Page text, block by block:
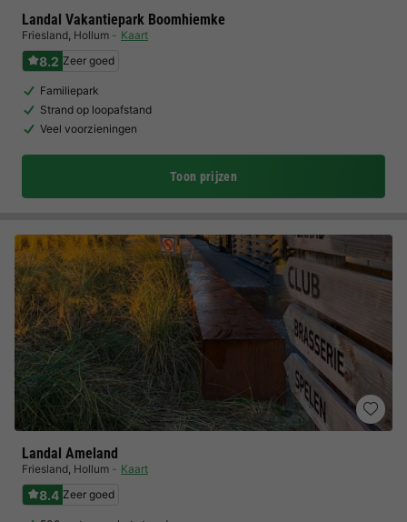
Landal Vakantiepark Boomhiemke
Friesland, Hollum Kaart
8.2 Zeer goed
Familiepark
Strand op loopafstand
Veel voorzieningen
Toon prijzen
Landal Ameland
Friesland, Hollum Kaart
8.4 Zeer goed